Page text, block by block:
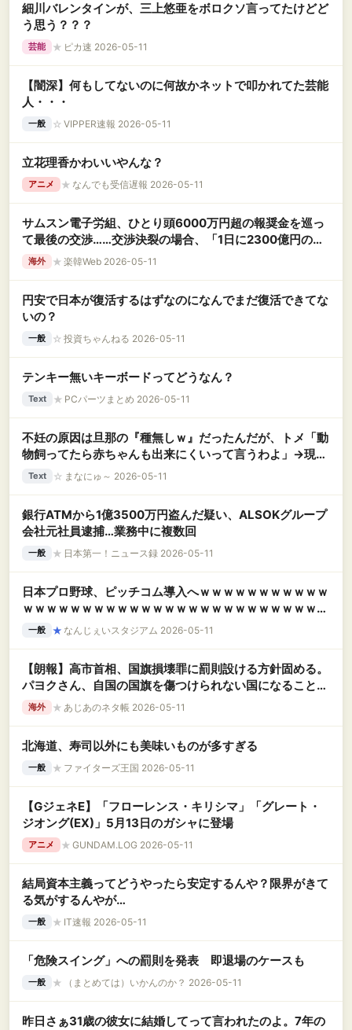
細川バレンタインが、三上悠亜をボロクソ言ってたけどど
う思う？？？
芸能 ★ ピカ速 2026-05-11
【闇深】何もしてないのに何故かネットで叩かれてた芸能
人・・・
一般 ☆ VIPPER速報 2026-05-11
立花理香かわいいやんな？
アニメ ★ なんでも受信遅報 2026-05-11
サムスン電子労組、ひとり頭6000万円超の報奨金を巡っ
て最後の交渉……交渉決裂の場合、「1日に2300億円の損
失」が予想されるストライキへ
海外 ★ 楽韓Web 2026-05-11
円安で日本が復活するはずなのになんでまだ復活できてな
いの？
一般 ☆ 投資ちゃんねる 2026-05-11
テンキー無いキーボードってどうなん？
Text ★ PCパーツまとめ 2026-05-11
不妊の原因は旦那の『種無しｗ』だったんだが、トメ「動
物飼ってたら赤ちゃんも出来にくいって言うわよ」→現実
逃避した旦那とトメが結託し、愛猫を「不妊の毒を出す駄
Text ☆ まなにゅ～ 2026-05-11
銀行ATMから1億3500万円盗んだ疑い、ALSOKグループ
会社元社員逮捕…業務中に複数回
一般 ★ 日本第一！ニュース録 2026-05-11
日本プロ野球、ピッチコム導入へｗｗｗｗｗｗｗｗｗｗｗ
ｗｗｗｗｗｗｗｗｗｗｗｗｗｗｗｗｗｗｗｗｗｗｗｗｗｗ
ｗｗｗｗｗ
一般 ★ なんじぇいスタジアム 2026-05-11
【朗報】高市首相、国旗損壊罪に罰則設ける方針固める。
パヨクさん、自国の国旗を傷つけられない国になることに
絶望
海外 ★ あじあのネタ帳 2026-05-11
北海道、寿司以外にも美味いものが多すぎる
一般 ★ ファイターズ王国 2026-05-11
【GジェネE】「フローレンス・キリシマ」「グレート・
ジオング(EX)」5月13日のガシャに登場
アニメ ★ GUNDAM.LOG 2026-05-11
結局資本主義ってどうやったら安定するんや？限界がきて
る気がするんやが…
一般 ★ IT速報 2026-05-11
「危険スイング」への罰則を発表 即退場のケースも
一般 ★ （まとめては）いかんのか？ 2026-05-11
昨日さぁ31歳の彼女に結婚してって言われたのよ。7年の